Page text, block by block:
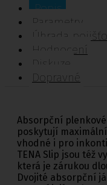
Popis
Parametry
Úhrada
Hodnocení
Diskuze
Dopravné
Absorpční
poskytují
vhodné i pro
TENA Slip jsou též
která je zárukou
Dvojité absorpční